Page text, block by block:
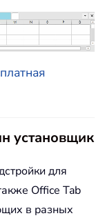
установщик
для
Office Tab
в разных